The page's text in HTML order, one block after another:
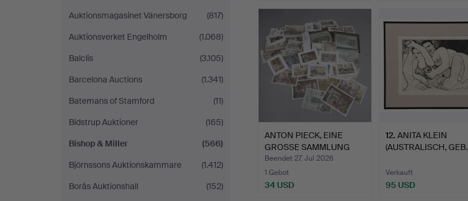
Auktionsmagasinet Vänersborg
(817)
Auktionsverket Engelholm
(1.068)
Balclis
(3.105)
Barcelona Auctions
(1.341)
Batemans of Stamford
(11)
Bidstrup Auktioner
(165)
Bishop & Miller
(566)
Björnssons Auktionskammare
(1.412)
Borås Auktionshall
(152)
ANTON PIECK, EINE
GROSSE SAMMLUNG
VON DRUC…
Beendet 27. Jul 2026
1 Gebot
34 USD
12. ANITA KLEIN
(AUSTRALISCH, GEB.
Verkauft
95 USD